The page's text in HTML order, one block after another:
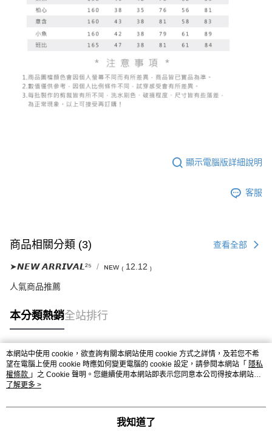
顯示電腦版詳細說明
客服
商品相關分類 (3) 查看全部
➤𝙉𝙀𝙒 𝘼𝙍𝙍𝙄𝙑𝘼𝙇²⁵ ɴᴇᴡ ₍ 12.12 ₎
人氣商品推薦
本分類熱銷全站排行
熱門標籤
本網站中使用 cookie，欲查詢有關本網站使用 cookie 方式之詳情，及若您不希
望在電腦上使用 cookie 時應如何變更電腦的 cookie 設定，請參閱本網站「 隱私
權條款 」之 Cookie 聲明。您繼續使用本網站即表示您同意本公司得按本網站使
用條款之 Cookie 聲明使用 cookie。
了解更多 >
我知道了